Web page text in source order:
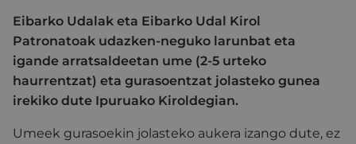
Eibarko Udalak eta Eibarko Udal Kirol
Patronatoak udazken-neguko larunbat eta
igande arratsaldeetan ume (2-5 urteko
haurrentzat) eta gurasoentzat jolasteko gunea
irekiko dute Ipuruako Kiroldegian.
Umeek gurasoekin jolasteko aukera izango dute, ez